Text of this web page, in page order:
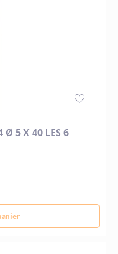
Ø 5 X 40 LES 6